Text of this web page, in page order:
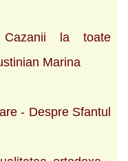
Cazanii la toate
Marina
- Despre Sfantul